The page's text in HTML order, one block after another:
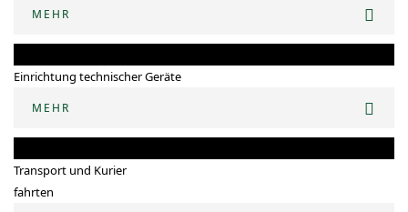
MEHR
Einrichtung technischer Geräte
MEHR
Transport und Kurier
fahrten